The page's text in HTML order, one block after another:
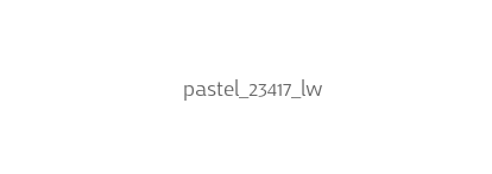
pastel_23417_lw